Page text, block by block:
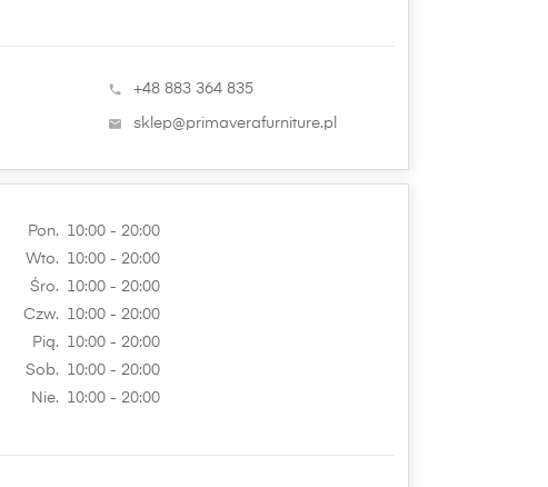
 +48 883 364 835
 sklep@primaverafurniture.pl
Pon.
10:00 - 20:00
Wto.
10:00 - 20:00
Śro.
10:00 - 20:00
Czw.
10:00 - 20:00
Pią.
10:00 - 20:00
Sob.
10:00 - 20:00
Nie.
10:00 - 20:00